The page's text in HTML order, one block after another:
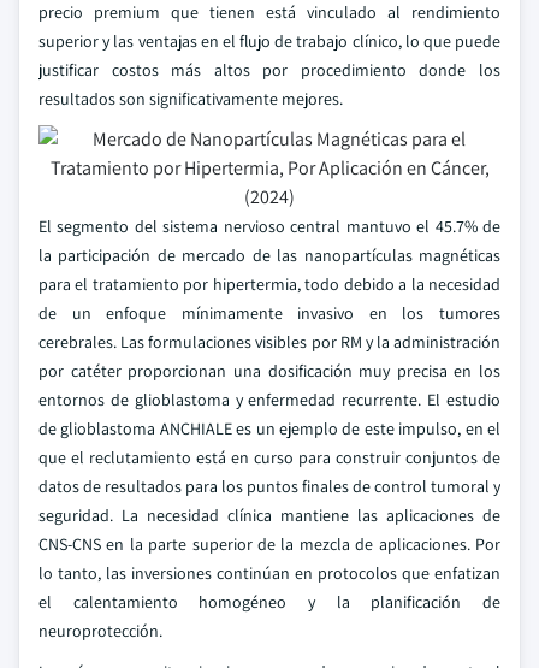
precio premium que tienen está vinculado al rendimiento
superior y las ventajas en el flujo de trabajo clínico, lo que puede
justificar costos más altos por procedimiento donde los
resultados son significativamente mejores.
El segmento del sistema nervioso central mantuvo el 45.7% de
la participación de mercado de las nanopartículas magnéticas
para el tratamiento por hipertermia, todo debido a la necesidad
de un enfoque mínimamente invasivo en los tumores
cerebrales. Las formulaciones visibles por RM y la administración
por catéter proporcionan una dosificación muy precisa en los
entornos de glioblastoma y enfermedad recurrente. El estudio
de glioblastoma ANCHIALE es un ejemplo de este impulso, en el
que el reclutamiento está en curso para construir conjuntos de
datos de resultados para los puntos finales de control tumoral y
seguridad. La necesidad clínica mantiene las aplicaciones de
CNS-CNS en la parte superior de la mezcla de aplicaciones. Por
lo tanto, las inversiones continúan en protocolos que enfatizan
el calentamiento homogéneo y la planificación de
neuroprotección.